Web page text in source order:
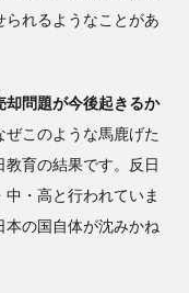
れるようなことがあ
却問題が今後起きるか
ぜこのような馬鹿げた
育の結果です。反日
・高と行われていま
の国自体が沈みかね